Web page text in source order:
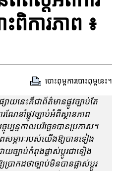
ពិការភាព ៖
បោះពុម្ពការបោះពុម្ពនេះ។
ាយនេះគឺជាព័ត៌មានផ្លូវច្បាប់តែ
ែនាំផ្លូវច្បាប់អំពីស្ថានភាព
ប្បន្ន​កាល​បរិច្ឆេទ​បាន​ប្រកាស។
ពសម្ភារៈរបស់យើងឱ្យបានទៀង
ច្បាប់កំពុងផ្លាស់ប្តូរជាទៀង
រាកដថាច្បាប់មិនបានផ្លាស់ប្តូរ